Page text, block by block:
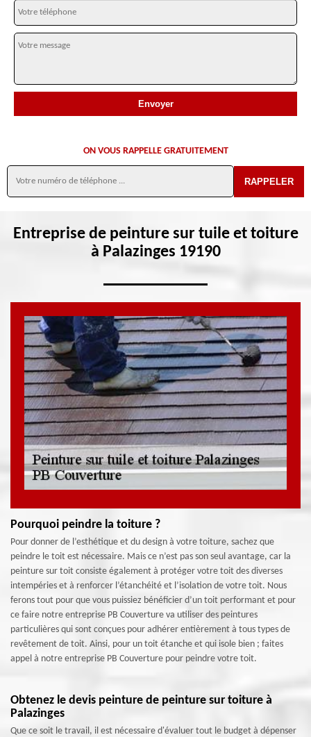
ON VOUS RAPPELLE GRATUITEMENT
Entreprise de peinture sur tuile et toiture
à Palazinges 19190
Pourquoi peindre la toiture ?
Pour donner de l’esthétique et du design à votre toiture, sachez que
peindre le toit est nécessaire. Mais ce n’est pas son seul avantage, car la
peinture sur toit consiste également à protéger votre toit des diverses
intempéries et à renforcer l’étanchéité et l’isolation de votre toit. Nous
ferons tout pour que vous puissiez bénéficier d’un toit performant et pour
ce faire notre entreprise PB Couverture va utiliser des peintures
particulières qui sont conçues pour adhérer entièrement à tous types de
revêtement de toit. Ainsi, pour un toit étanche et qui isole bien ; faites
appel à notre entreprise PB Couverture pour peindre votre toit.
Obtenez le devis peinture de peinture sur toiture à
Palazinges
Que ce soit le travail, il est nécessaire d'évaluer tout le budget à dépenser